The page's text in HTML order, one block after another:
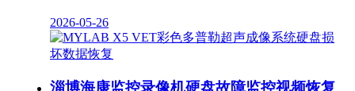
2026-05-26
淄博海康监控录像机硬盘故障监控视频恢复